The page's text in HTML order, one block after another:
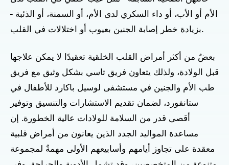
الأم أو الأب، أو داء السكري لدى الأم، أو السمنة، أو الذئبة -
بزيادة خطر إصابة الجنين بعيوب أو اختلالات في القلب.
بعضٌ من أكثر أمراض القلب الخلقية تعقيدًا لا يمكن علاجها
قبل الولادة، ولذلك يتعاون فريق تاسي بشكل وثيق مع فريق
طب الأم والجنين في مستشفى لوسيل باكارد للأطفال في
ستانفورد، لضمان تقديم الاستشارات والتنسيق وتوفير
أقصى قدر من السلامة للولادات عالية الخطورة. إن
مساعدة المواليد الجدد الذين يعانون من أمراض قلبية
معقدة على تجاوز أيامهم وأسابيعهم الأولى مهمةٌ لمجموعة